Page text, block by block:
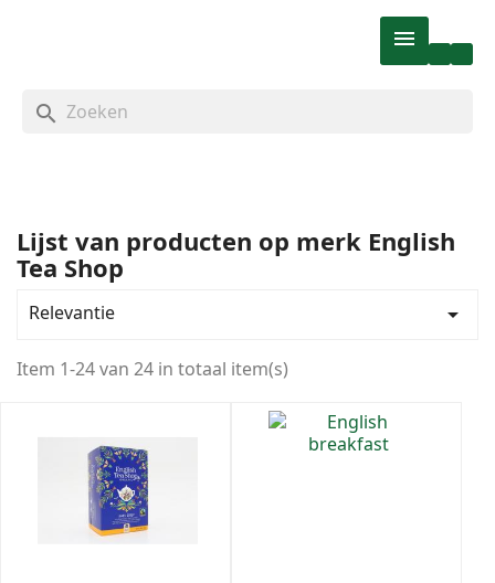

search
Categorieën
Ons assortiment
Thee
24
Lijst van producten op merk English
Tea Shop
Relevantie 
Item 1-24 van 24 in totaal item(s)